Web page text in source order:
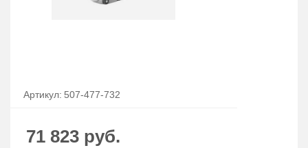
Артикул: 507-477-732
71 823 руб.